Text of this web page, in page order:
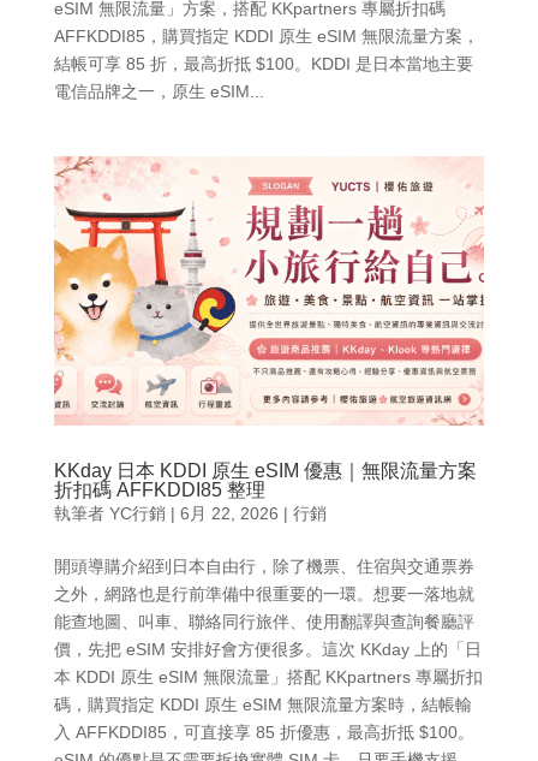
eSIM 無限流量」方案，搭配 KKpartners 專屬折扣碼
AFFKDDI85，購買指定 KDDI 原生 eSIM 無限流量方案，
結帳可享 85 折，最高折抵 $100。KDDI 是日本當地主要
電信品牌之一，原生 eSIM...
KKday 日本 KDDI 原生 eSIM 優惠｜無限流量方案
折扣碼 AFFKDDI85 整理
執筆者 YC行銷| 6月 22, 2026 | 行銷
開頭導購介紹到日本自由行，除了機票、住宿與交通票券
之外，網路也是行前準備中很重要的一環。想要一落地就
能查地圖、叫車、聯絡同行旅伴、使用翻譯與查詢餐廳評
價，先把 eSIM 安排好會方便很多。這次 KKday 上的「日
本 KDDI 原生 eSIM 無限流量」搭配 KKpartners 專屬折扣
碼，購買指定 KDDI 原生 eSIM 無限流量方案時，結帳輸
入 AFFKDDI85，可直接享 85 折優惠，最高折抵 $100。